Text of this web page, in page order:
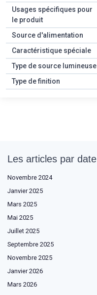
Usages spécifiques pour
le produit
Source d'alimentation
Caractéristique spéciale
Type de source lumineuse
Type de finition
Les articles par date
Novembre 2024
Janvier 2025
Mars 2025
Mai 2025
Juillet 2025
Septembre 2025
Novembre 2025
Janvier 2026
Mars 2026